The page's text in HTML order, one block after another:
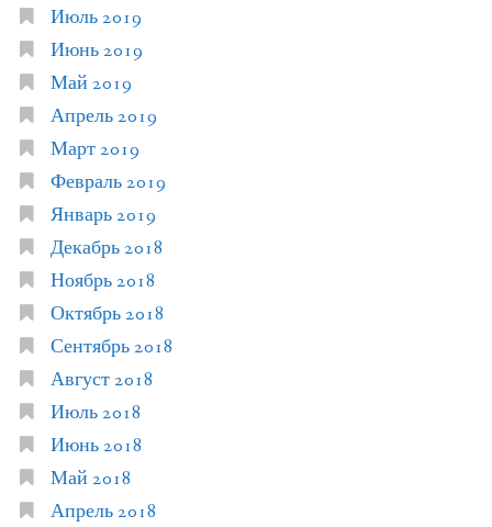
Июль 2019
Июнь 2019
Май 2019
Апрель 2019
Март 2019
Февраль 2019
Январь 2019
Декабрь 2018
Ноябрь 2018
Октябрь 2018
Сентябрь 2018
Август 2018
Июль 2018
Июнь 2018
Май 2018
Апрель 2018